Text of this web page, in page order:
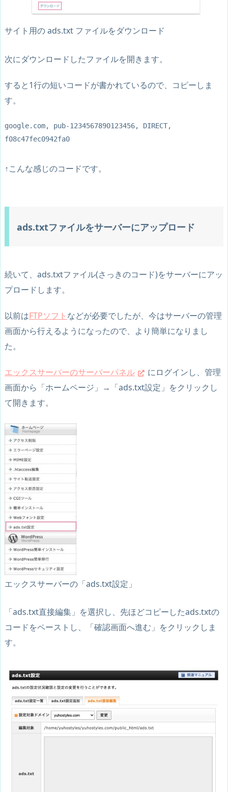
サイト用の ads.txt ファイルをダウンロード
次にダウンロードしたファイルを開きます。
すると1行の短いコードが書かれているので、コピーしま
す。
google.com, pub-1234567890123456, DIRECT,
f08c47fec0942fa0
↑こんな感じのコードです。
ads.txtファイルをサーバーにアップロード
続いて、ads.txtファイル(さっきのコード)をサーバーにアッ
プロードします。
以前はFTPソフト などが必要でしたが、今はサーバーの管理
画面から行えるようになったので、より簡単になりまし
た。
エックスサーバーのサーバーパネル
にログインし、管理
画面から「ホームページ」→「ads.txt設定」をクリックし
て開きます。
エックスサーバーの「ads.txt設定」
「ads.txt直接編集」を選択し、先ほどコピーしたads.txtの
コードをペーストし、「確認画面へ進む」をクリックしま
す。